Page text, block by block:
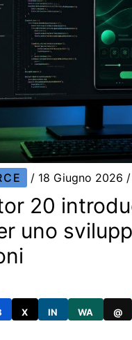
/ 18 Giugno 2026
20
uno
X IN WA @